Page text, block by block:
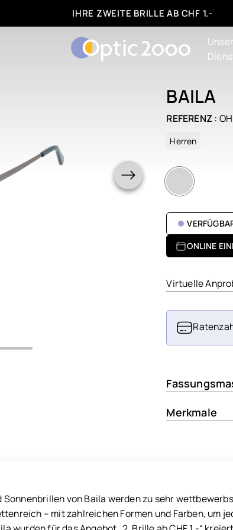
IHRE ZWEITE BRILLE AB CHF 1.-
BAILA
REFERENZ :
Herren
ONLINE
Virtuelle
Merkmale
Sonnenbrillen von Baila werden zu sehr
– mit zahlreichen Formen und Farben, um